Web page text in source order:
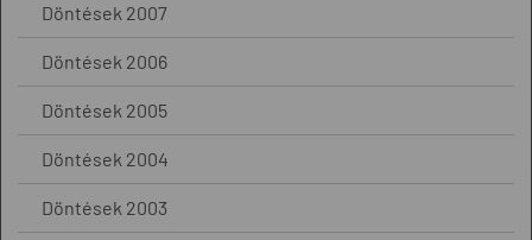
Döntések 2007
Döntések 2006
Döntések 2005
Döntések 2004
Döntések 2003